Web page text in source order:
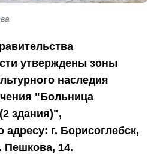
утверждены зоны
наследия
"Больница
здания)",
адресу: г. Борисоглебск,
Пешкова, 14.